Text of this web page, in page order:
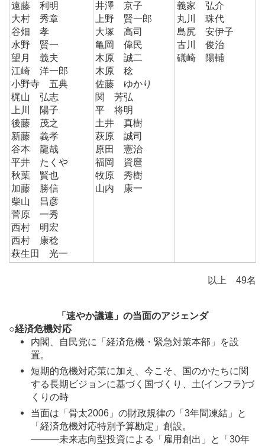
遠藤 利明
大村 秀章
谷畑 孝
水野 賢一
望月 義夫
江崎 洋一郎
小野寺 五典
梶山 弘志
上川 陽子
後藤 茂之
新藤 義孝
谷本 龍哉
平井 たくや
秋葉 賢也
加藤 勝信
柴山 昌彦
菅原 一秀
西村 明宏
西村 康稔
萩生田 光一
井澤 京子
上野 賢一郎
大塚 高司
亀岡 偉民
木原 誠二
木原 稔
佐藤 ゆかり
関 芳弘
平 将明
土井 真樹
萩原 誠司
原田 憲治
福岡 資麿
牧原 秀樹
山内 康一
義家 弘介
丸川 珠代
島尻 安伊子
古川 俊治
礒崎 陽輔
以上 49名
「速やか議連」の当面のアジェンダ
○経済危機対応
内閣、自民党に「経済危機・緊急対策本部」を設
置。
短期的危機対応策に加え、今こそ、国のかたちに関
する長期ビジョンに基づく国づくり、土(インフラ)づ
くりの時
当面は「骨太2006」の財政規律の「3年間凍結」と
「経済危機対応特別予算勘定」創設。
―――未来志向型投資による「雇用創出」と「30年